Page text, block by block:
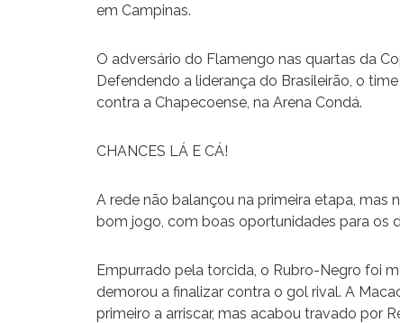
em Campinas.
O adversário do Flamengo nas quartas da
Defendendo a liderança do Brasileirão, o
contra a Chapecoense, na Arena Condá.
CHANCES LÁ E CÁ!
A rede não balançou na primeira etapa,
bom jogo, com boas oportunidades para os
Empurrado pela torcida, o Rubro-Negro foi
demorou a finalizar contra o gol rival. A
primeiro a arriscar, mas acabou travado por